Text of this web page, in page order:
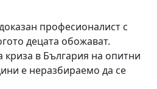
професионалист с
децата обожават.
в България на опитни
е неразбираемо да се